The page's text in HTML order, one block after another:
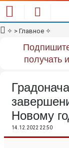
✧ > Главное ✧
получать
Новому
14.12.2022 22:50